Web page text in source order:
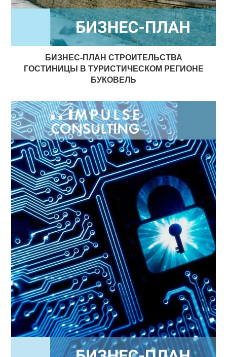
БИЗНЕС-ПЛАН СТРОИТЕЛЬСТВА
ГОСТИНИЦЫ В ТУРИСТИЧЕСКОМ РЕГИОНЕ
БУКОВЕЛЬ